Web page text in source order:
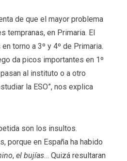
de que el mayor problema
tempranas, en Primaria. El
torno a 3º y 4º de Primaria.
da picos importantes en 1º
pasan al instituto o a otro
la ESO”, nos explica
son los insultos.
porque en España ha habido
, el bujías… Quizá resultaran